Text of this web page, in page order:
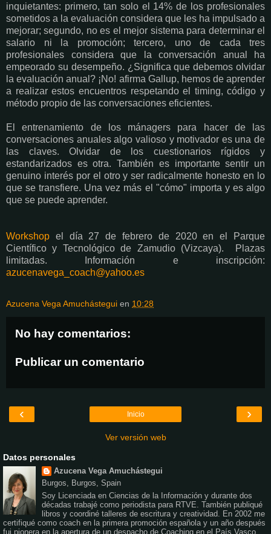
inquietantes: primero, tan solo el 14% de los profesionales
sometidos a la evaluación considera que les ha impulsado a
mejorar; segundo, no es el mejor sistema para determinar el
salario ni la promoción; tercero, uno de cada tres
profesionales considera que la conversación anual ha
empeorado su desempeño. ¿Significa que debemos olvidar
la evaluación anual? ¡No! afirma Gallup, hemos de aprender
a realizar estos encuentros respetando el timing, código y
método propio de las conversaciones eficientes.
El entrenamiento de los mánagers para hacer de las
conversaciones anuales algo valioso y motivador es una de
las claves. Olvidar de los cuestionarios rígidos y
estandarizados es otra. También es importante sentir un
genuino interés por el otro y ser radicalmente honesto en lo
que se transfiere. Una vez más el "cómo" importa y es algo
que se puede aprender.
Workshop el día 27 de febrero de 2020 en el Parque
Científico y Tecnológico de Zamudio (Vizcaya). Plazas
limitadas. Información e inscripción:
azucenavega_coach@yahoo.es
Azucena Vega Amuchástegui en 10:28
No hay comentarios:
Publicar un comentario
‹ ›
Inicio
Ver versión web
Datos personales
Azucena Vega Amuchástegui
Burgos, Burgos, Spain
Soy Licenciada en Ciencias de la Información y durante dos
décadas trabajé como periodista para RTVE. También publiqué
libros y coordiné talleres de escritura y creatividad. En 2002 me
certifiqué como coach en la primera promoción española y un año después
fui pionera en la apertura de un despacho de Coaching en el País Vasco.